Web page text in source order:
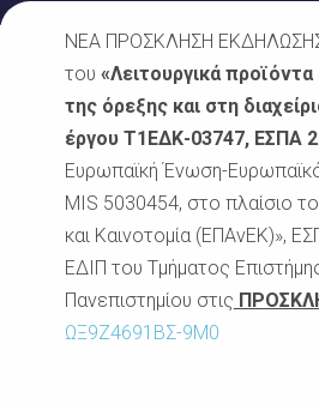
ΝΕΑ ΠΡΟΣΚΛΗΣΗ
του «Λειτουργικά
της όρεξης και στη
έργου Τ1ΕΔΚ-03747, ΕΣΠΑ
Ευρωπαϊκή Ένωση-
MIS 5030454, στο πλαίσιο
και Καινοτομία (ΕΠΑνΕΚ)»,
ΕΔΙΠ του Τμήματος
Πανεπιστημίου στις
ΩΞ9Ζ4691ΒΣ-9Μ0